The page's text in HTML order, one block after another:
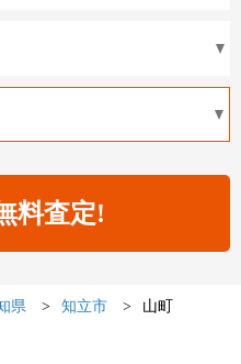
県 知立市 山町